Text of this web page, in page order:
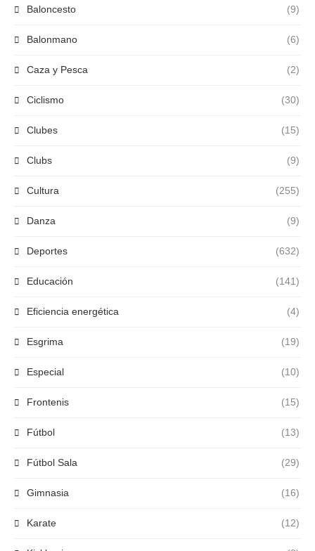
Baloncesto (9)
Balonmano (6)
Caza y Pesca (2)
Ciclismo (30)
Clubes (15)
Clubs (9)
Cultura (255)
Danza (9)
Deportes (632)
Educación (141)
Eficiencia energética (4)
Esgrima (19)
Especial (10)
Frontenis (15)
Fútbol (13)
Fútbol Sala (29)
Gimnasia (16)
Karate (12)